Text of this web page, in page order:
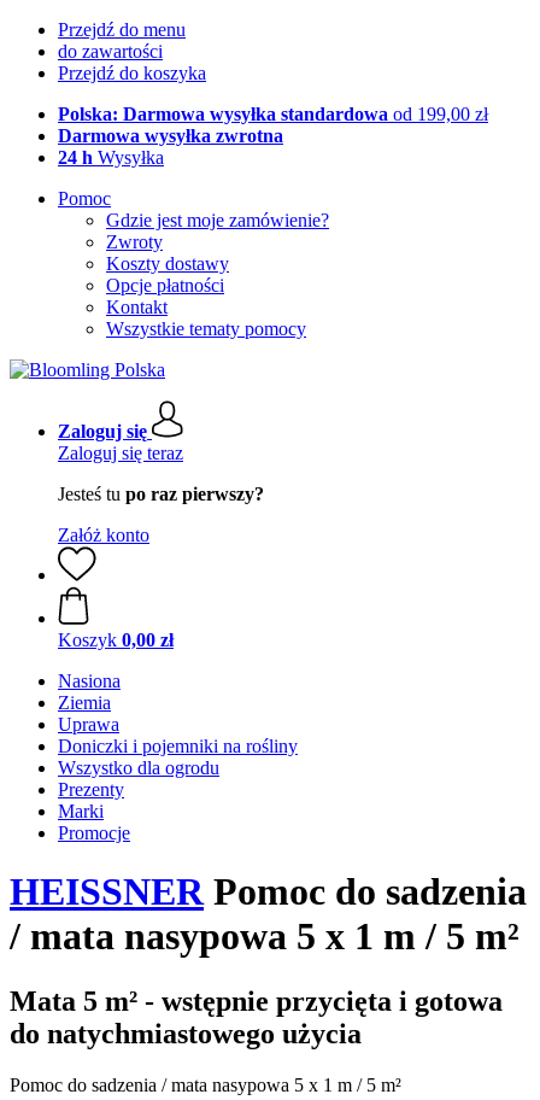
Przejdź do menu
do zawartości
Przejdź do koszyka
Polska: Darmowa wysyłka standardowa od 199,00 zł
Darmowa wysyłka zwrotna
24 h Wysyłka
Pomoc
Gdzie jest moje zamówienie?
Zwroty
Koszty dostawy
Opcje płatności
Kontakt
Wszystkie tematy pomocy
Zaloguj się
Zaloguj się teraz
Jesteś tu po raz pierwszy?
Załóż konto
Koszyk 0,00 zł
Nasiona
Ziemia
Uprawa
Doniczki i pojemniki na rośliny
Wszystko dla ogrodu
Prezenty
Marki
Promocje
HEISSNERPomoc do sadzenia
/ mata nasypowa 5 x 1 m / 5 m²
Mata 5 m² - wstępnie przycięta i gotowa
do natychmiastowego użycia
Pomoc do sadzenia / mata nasypowa 5 x 1 m / 5 m²